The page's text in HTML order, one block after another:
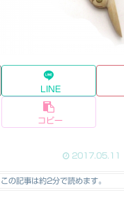
LINE
コピー
2017.05.11
この記事は約2分で読めます。